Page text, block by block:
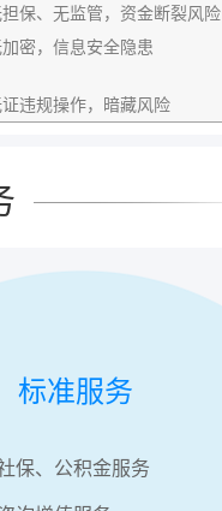
担保、无监管，资金断裂风险
加密，信息安全隐患
证违规操作，暗藏风险
标准服务
保、公积金服务